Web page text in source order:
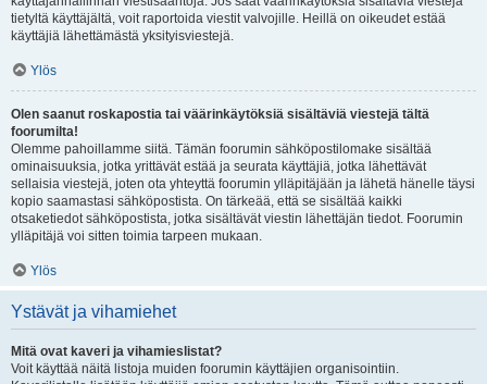
tietyltä käyttäjältä, voit raportoida viestit valvojille. Heillä on oikeudet estää
käyttäjiä lähettämästä yksityisviestejä.
Ylös
Olen saanut roskapostia tai väärinkäytöksiä sisältäviä viestejä tältä
foorumilta!
Olemme pahoillamme siitä. Tämän foorumin sähköpostilomake sisältää
ominaisuuksia, jotka yrittävät estää ja seurata käyttäjiä, jotka lähettävät
sellaisia viestejä, joten ota yhteyttä foorumin ylläpitäjään ja lähetä hänelle täysi
kopio saamastasi sähköpostista. On tärkeää, että se sisältää kaikki
otsaketiedot sähköpostista, jotka sisältävät viestin lähettäjän tiedot. Foorumin
ylläpitäjä voi sitten toimia tarpeen mukaan.
Ylös
Ystävät ja vihamiehet
Mitä ovat kaveri ja vihamieslistat?
Voit käyttää näitä listoja muiden foorumin käyttäjien organisointiin.